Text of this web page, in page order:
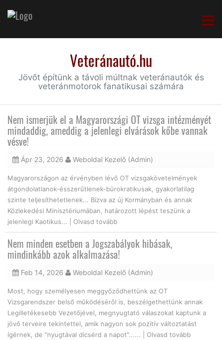
Veteránautó.hu
Jövőt építünk a távoli múltnak veteránautók és
veteránmotorok fanatikusai számára
Nem ismerjük el a Magyarországi OT vizsga intézményét
mindaddig, ameddig a jelenlegi elvárások kőbe vannak
vésve!
Ápr 23, 2026 Weboldal Kezelő (Admin)
Magyarországon az érvényben lévő OT vizsgakövetelmények
átgondolatlanok-ésszerűtlenek-bürokratikusak, gyakorlatilag
szinte teljesíthetetlenek... Bízva az új Kormányban és annak
Közlekedési Minisztériumában, határozott lépést teszünk a
jelenlegi Kaotikus... | Olvasd tovább
Nem minden esetben a Jogszabályok hibásak,
mindinkább azok alkalmazása!
Feb 14, 2026 Weboldal Kezelő (Admin)
Most, hogy személyesen meggyőződhettünk az OT
Vizsgarendszer belső működéséről is, beszélgethettünk annak
Legilletékesebb Vezetőjével, megnyugtató válaszokat kaptunk a
jövő terveire tekintettel, amik nagyon sok pozitív változtatást
ígérnek, de "nyugtával dicsérd a napot"...... | Olvasd tovább